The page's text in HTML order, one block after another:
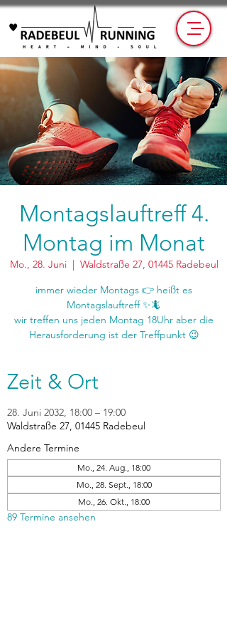
Montagslauftreff 4.
Montag im Monat
Mo., 28. Juni
  |
Waldstraße 27, 01445 Radebeul
immer wieder Montags 👉 heißt es
Montagslauftreff ✨🦎
wir treffen uns jeden Montag 18Uhr aber die
Zeit & Ort
28. Juni 2032, 18:00 – 19:00
Waldstraße 27, 01445 Radebeul
Andere Termine
Mo., 24. Aug., 18:00
Mo., 28. Sept., 18:00
Mo., 26. Okt., 18:00
89 Termine ansehen